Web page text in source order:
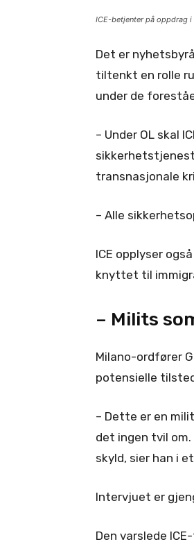
ICE-betjenter på oppdrag
Det er
tiltenkt en rolle
under de
– Under OL skal
transnasjonale
– Alle
ICE opplyser
knyttet til
– Milits
Milano-ordfører
potensielle
– Dette er en
det ingen tvil om.
skyld, sier han i
Intervjuet er
Den varslede